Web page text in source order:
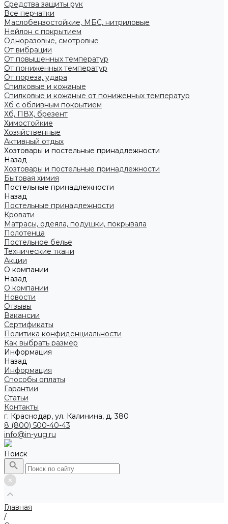
Средства защиты рук
Все перчатки
Маслобензостойкие, МБС, нитриловые
Нейлон с покрытием
Одноразовые, смотровые
От вибрации
От повышенных температур
От пониженных температур
От пореза, удара
Спилковые и кожаные
Спилковые и кожаные от пониженных температур
Хб с обливным покрытием
Хб, ПВХ, брезент
Химостойкие
Хозяйственные
Активный отдых
Хозтовары и постельные принадлежности
Назад
Хозтовары и постельные принадлежности
Бытовая химия
Постельные принадлежности
Назад
Постельные принадлежности
Кровати
Матрасы, одеяла, подушки, покрывала
Полотенца
Постельное белье
Технические ткани
Акции
О компании
Назад
О компании
Новости
Отзывы
Вакансии
Сертификаты
Политика конфиденциальности
Как выбрать размер
Информация
Назад
Информация
Способы оплаты
Гарантии
Статьи
Контакты
г. Краснодар, ул. Калинина, д. 380
8 (800) 500-40-43
info@in-yug.ru
Поиск
Главная
/